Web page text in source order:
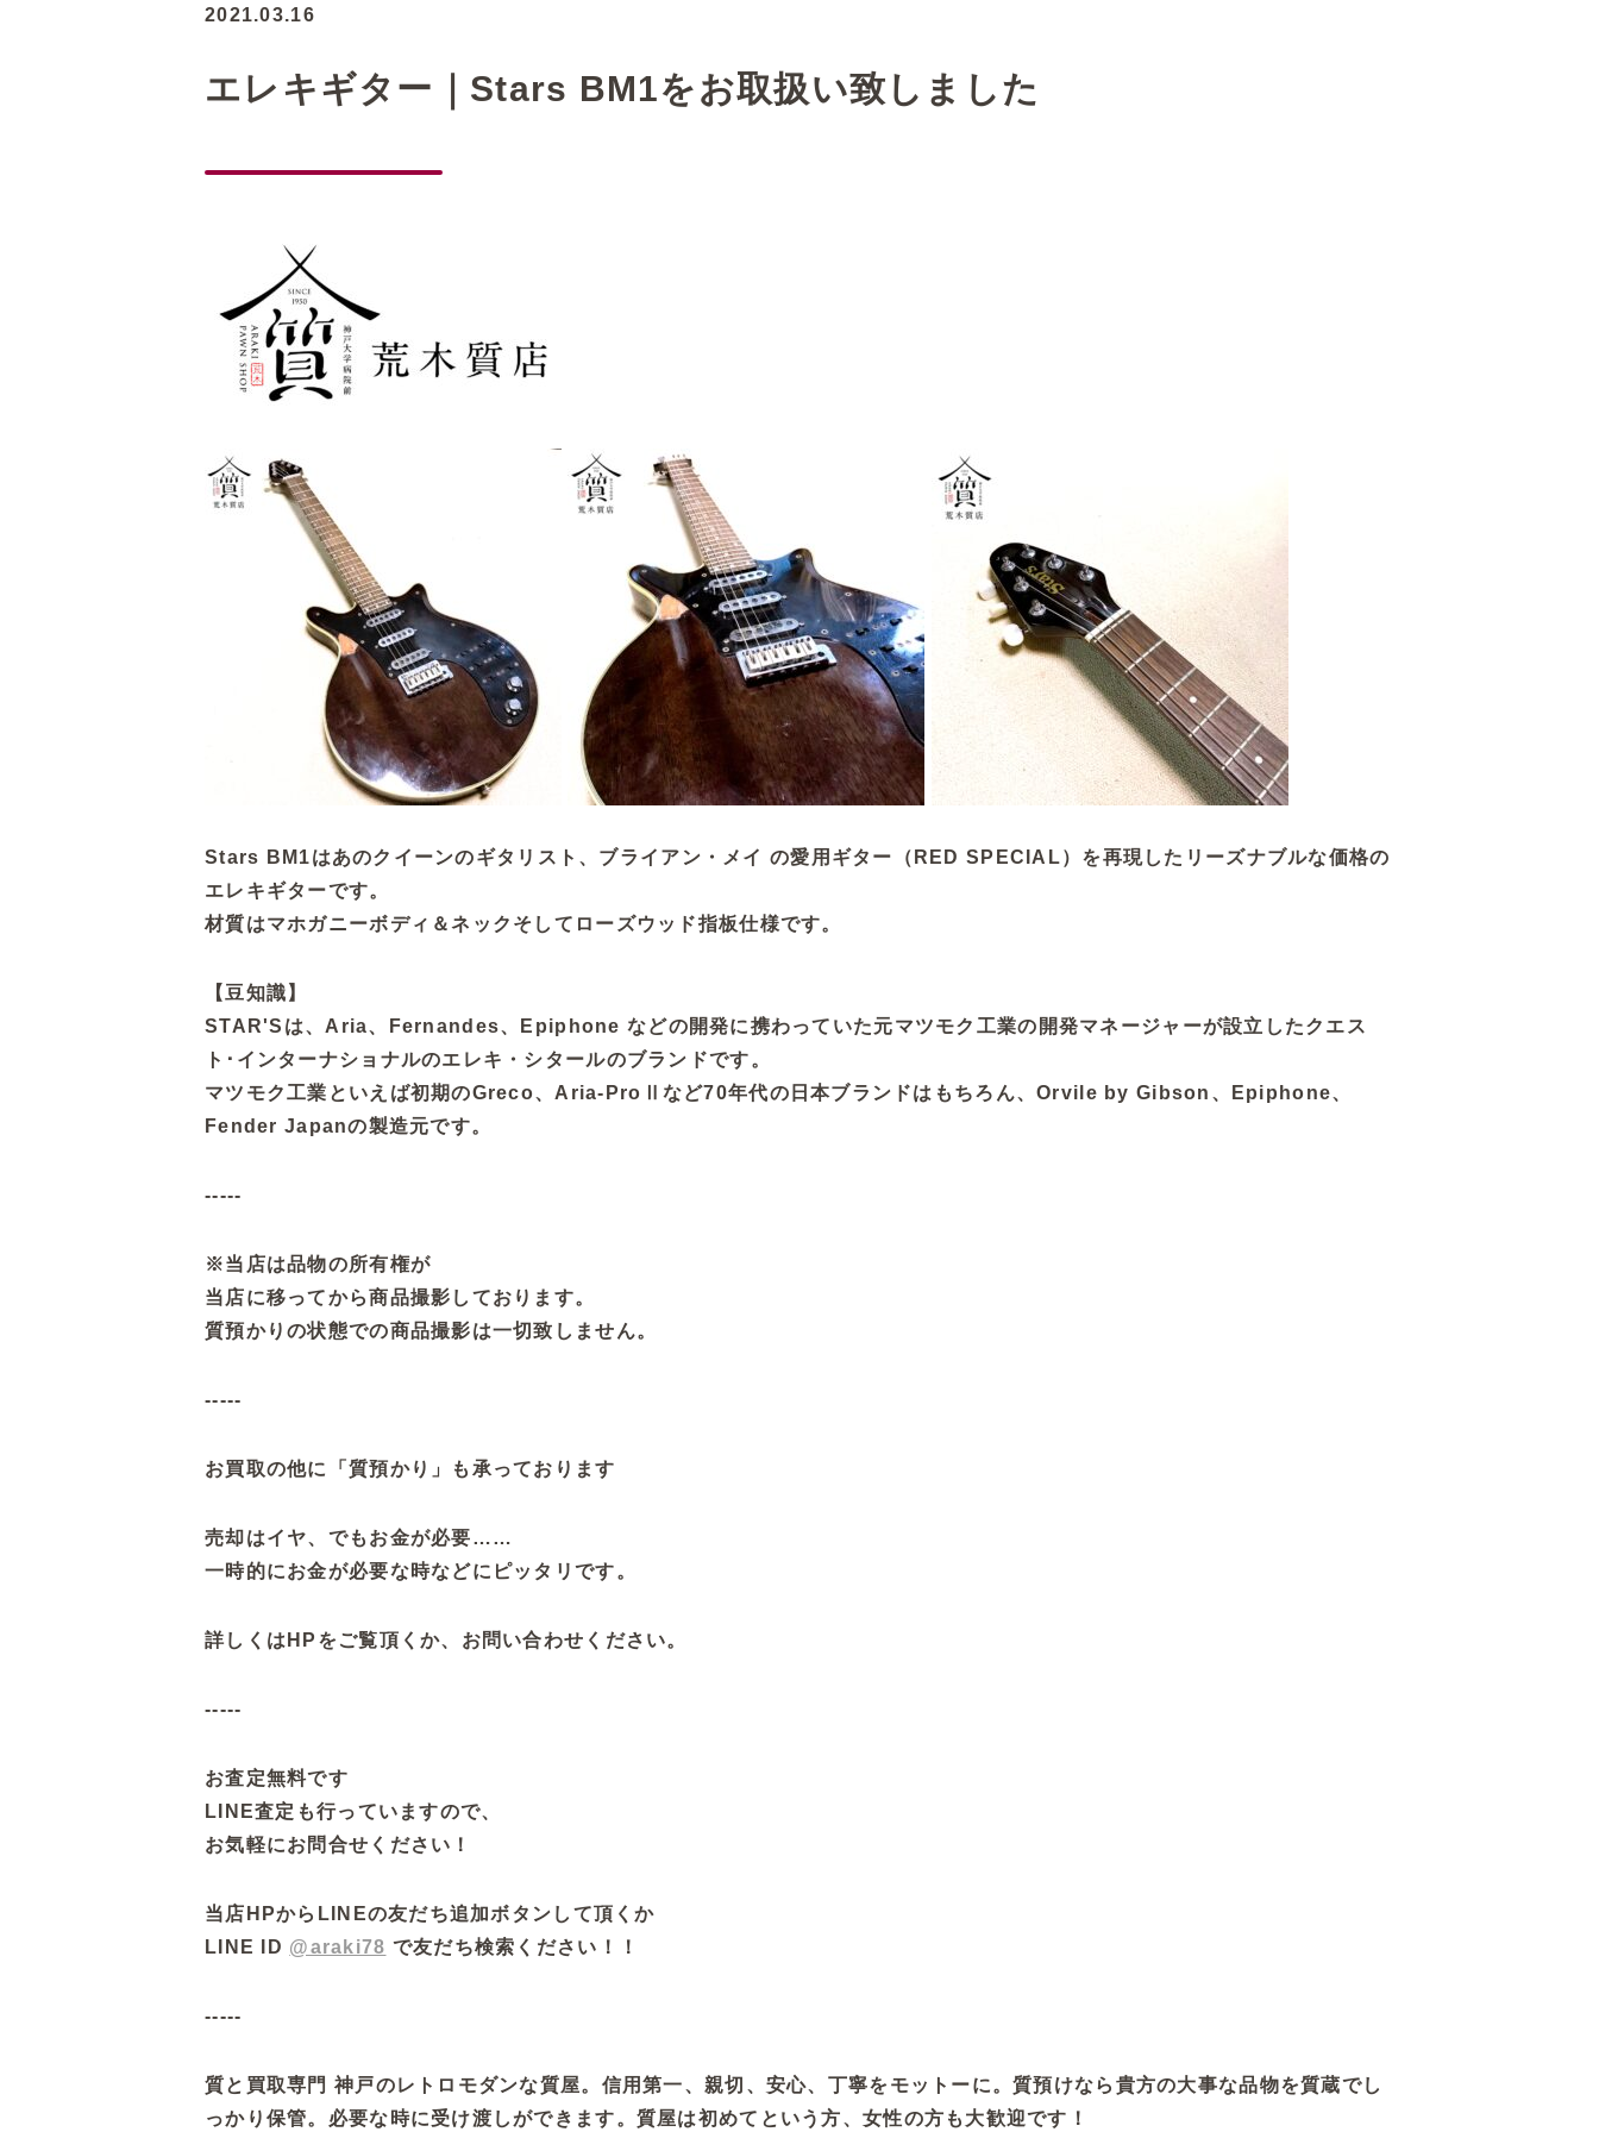
2021.03.16
エレキギター｜Stars BM1をお取扱い致しました
Stars BM1はあのクイーンのギタリスト、ブライアン・メイ の愛用ギター（RED SPECIAL）を再現したリーズナブルな価格の
エレキギターです。
材質はマホガニーボディ＆ネックそしてローズウッド指板仕様です。
【豆知識】
STAR'Sは、Aria、Fernandes、Epiphone などの開発に携わっていた元マツモク工業の開発マネージャーが設立したクエス
ト･インターナショナルのエレキ・シタールのブランドです。
マツモク工業といえば初期のGreco、Aria-ProⅡなど70年代の日本ブランドはもちろん、Orvile by Gibson、Epiphone、
Fender Japanの製造元です。
-----
※当店は品物の所有権が
当店に移ってから商品撮影しております。
質預かりの状態での商品撮影は一切致しません。
-----
お買取の他に「質預かり」も承っております
売却はイヤ、でもお金が必要……
一時的にお金が必要な時などにピッタリです。
詳しくはHPをご覧頂くか、お問い合わせください。
-----
お査定無料です
LINE査定も行っていますので、
お気軽にお問合せください！
当店HPからLINEの友だち追加ボタンして頂くか
LINE ID @araki78 で友だち検索ください！！
-----
質と買取専門 神戸のレトロモダンな質屋。信用第一、親切、安心、丁寧をモットーに。質預けなら貴方の大事な品物を質蔵でし
っかり保管。必要な時に受け渡しができます。質屋は初めてという方、女性の方も大歓迎です！